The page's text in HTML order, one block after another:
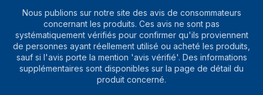
Nous publions sur notre site des avis de consommateurs
concernant les produits. Ces avis ne sont pas
systématiquement vérifiés pour confirmer qu'ils proviennent
de personnes ayant réellement utilisé ou acheté les produits,
sauf si l'avis porte la mention 'avis vérifié'. Des informations
supplémentaires sont disponibles sur la page de détail du
produit concerné.